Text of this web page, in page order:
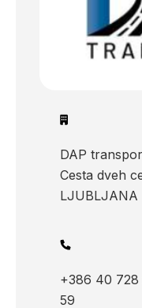
DAP
Cesta dveh
LJUBLJANA
+386 40 728
59